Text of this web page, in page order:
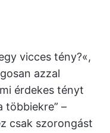
vicces tény?«,
azzal
érdekes tényt
többiekre” –
csak szorongást